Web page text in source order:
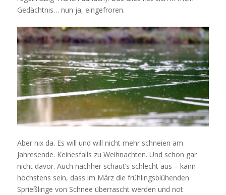
Gedächtnis… nun ja, eingefroren.
Aber nix da. Es will und will nicht mehr schneien am
Jahresende. Keinesfalls zu Weihnachten. Und schon gar
nicht davor. Auch nachher schaut’s schlecht aus – kann
höchstens sein, dass im März die frühlingsblühenden
Sprießlinge von Schnee überrascht werden und not